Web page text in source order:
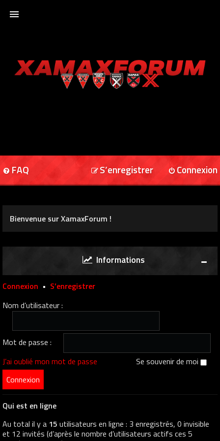
XAMAXFORUM
FAQ Connexion
S’enregistrer
Bienvenue sur XamaxForum !
Informations
Connexion • S’enregistrer
Nom d’utilisateur :
Mot de passe :
J’ai oublié mon mot de passe
Se souvenir de moi
Qui est en ligne
Au total il y a 15 utilisateurs en ligne : 3 enregistrés, 0 invisible
et 12 invités (d’après le nombre d’utilisateurs actifs ces 5